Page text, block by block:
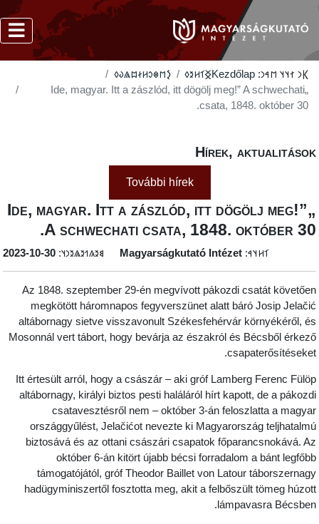
𐲞𐳙 𐳐𐳦𐳦 𐳮𐳀𐳙:
Kezdőlap
‮𐲏𐳑𐳢𐳉𐳓
‮𐲋𐳮𐳌𐳛𐳢𐳇𐳪𐳖𐳜𐳓
„Ide, magyar. Itt a zászlód, itt dögölj meg!” A schwechati
csata, 1848. október 30.
Hírek,
További hírek
„Ide, magyar. Itt a zászlód, itt dögölj meg!”
A schwechati csata, 1848. október
𐳑𐳢𐳦𐳀:
Magyarságkutató Intézet
𐳘𐳉𐳍𐳒𐳉𐳖𐳉𐳙𐳦:
‭2023-10-30
Az 1848. szeptember 29-én megvívott pákozdi csatát
megkötött háromnapos fegyverszünet alatt báró Josip
altábornagy sietve visszavonult Székesfehérvár környékéről,
Mosonnál vert tábort, hogy bevárja az északról és Bécsből
Itt értesült arról, hogy a császár – aki gróf Lamberg Ferenc
altábornagy, királyi biztos pesti haláláról hírt kapott, de a
csatavesztésről nem – október 3-án feloszlatta a
országgyűlést, Jelačićot nevezte ki Magyarország
biztosává és az ottani császári csapatok főparancsnokává.
október 6-án kitört újabb bécsi forradalom a bánt
támogatójától, gróf Theodor Baillet von Latour
hadügyminiszertől fosztotta meg, akit a felbőszült tömeg
lámpavasra